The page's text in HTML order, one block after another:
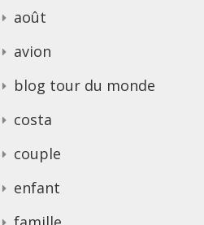
août
avion
blog tour du monde
costa
couple
enfant